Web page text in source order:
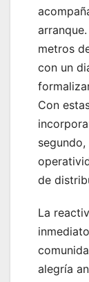
metros
con un
Con
de
La
alegría